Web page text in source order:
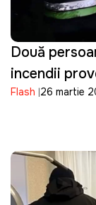
Două
incendii
Flash 26 martie